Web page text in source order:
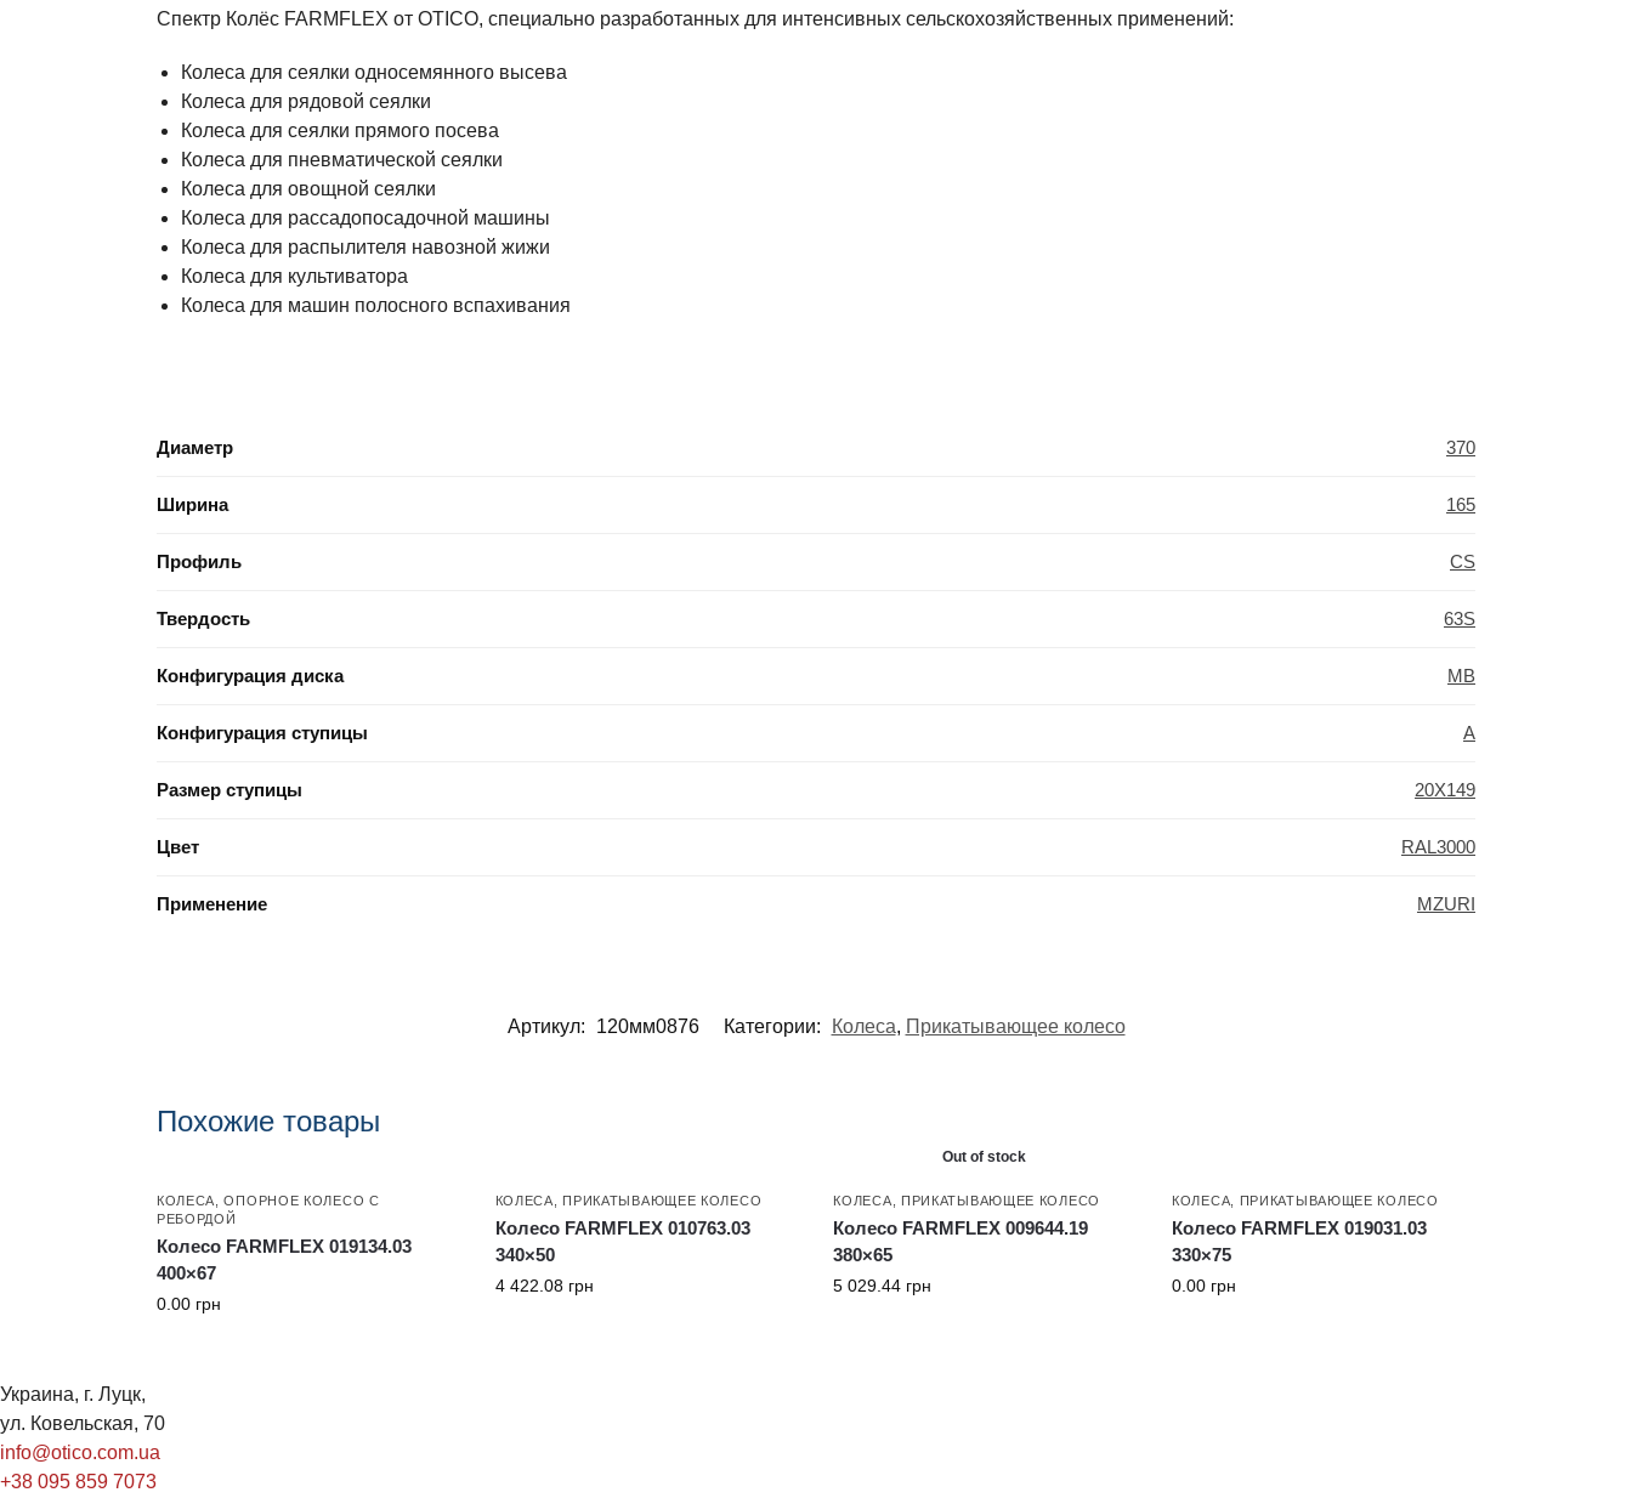
Спектр Колёс FARMFLEX от OTICO, специально разработанных для интенсивных сельскохозяйственных применений:
Колеса для сеялки односемянного высева
Колеса для рядовой сеялки
Колеса для сеялки прямого посева
Колеса для пневматической сеялки
Колеса для овощной сеялки
Колеса для рассадопосадочной машины
Колеса для распылителя навозной жижи
Колеса для культиватора
Колеса для машин полосного вспахивания
Диаметр 370
Ширина 165
Профиль CS
Твердость 63S
Конфигурация диска MB
Конфигурация ступицы A
Размер ступицы 20X149
Цвет RAL3000
Применение MZURI
Артикул: 120мм0876 Категории: Колеса, Прикатывающее колесо
Похожие товары
КОЛЕСА ,ОПОРНОЕ КОЛЕСО С
РЕБОРДОЙ
Колесо FARMFLEX 019134.03
400×67
0.00 грн
КОЛЕСА ПРИКАТЫВАЮЩЕЕ КОЛЕСО
Колесо FARMFLEX 010763.03
340×50
4 422.08 грн
Out of stock
КОЛЕСА ПРИКАТЫВАЮЩЕЕ КОЛЕСО
Колесо FARMFLEX 009644.19
380×65
5 029.44 грн
КОЛЕСА ПРИКАТЫВАЮЩЕЕ КОЛЕСО
Колесо FARMFLEX 019031.03
330×75
0.00 грн
Украина, г. Луцк,
ул. Ковельская, 70
info@otico.com.ua
+38 095 859 7073